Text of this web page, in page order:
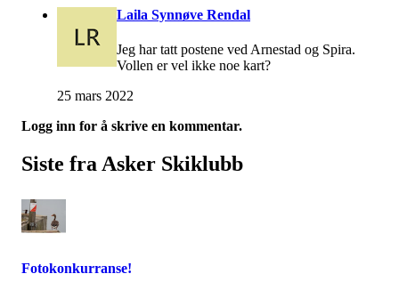
Laila Synnøve Rendal
Jeg har tatt postene ved Arnestad og Spira.
Vollen er vel ikke noe kart?
25 mars 2022
Logg inn for å skrive en kommentar.
Siste fra Asker Skiklubb
Fotokonkurranse!